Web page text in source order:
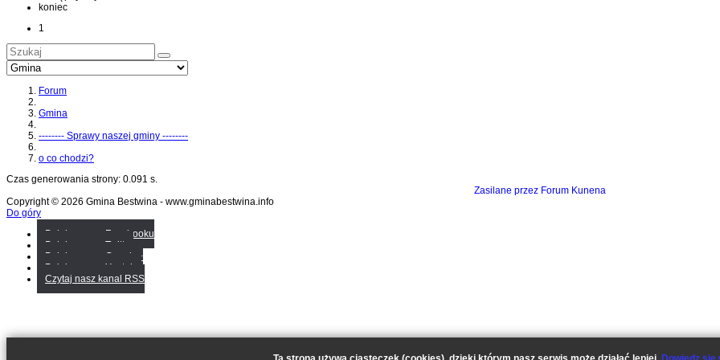
koniec
1
Forum
Gmina
-------- Sprawy naszej gminy --------
o co chodzi?
Czas generowania strony: 0.091 s.
Zasilane przez Forum Kunena
Copyright © 2026 Gmina Bestwina - www.gminabestwina.info
Do góry
Polub nas na Facebooku
Polub nas na Twitter
Polub nas na Google+
Polub nas na Youtube
Czytaj nasz kanal RSS